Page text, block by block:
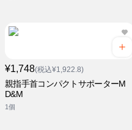
¥1,748(税込¥1,922.8)
親指手首コンパクトサポーターM
D&M
1個